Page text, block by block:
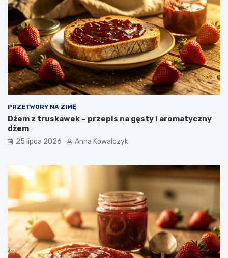
PRZETWORY NA ZIMĘ
Dżem z truskawek – przepis na gęsty i aromatyczny
dżem
25 lipca 2026 Anna Kowalczyk